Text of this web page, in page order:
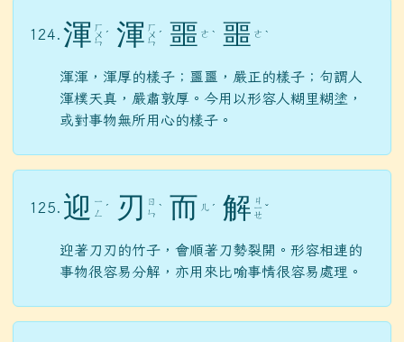
124. 渾 ㄏ
ㄨ
ㄣ
ˊ 渾 ㄏ
ㄨ
ㄣ
ˊ 噩 ㄜ ˋ 噩 ㄜ ˋ
渾渾，渾厚的樣子；噩噩，嚴正的樣子；句謂人
渾樸天真，嚴肅敦厚。今用以形容人糊里糊塗，
或對事物無所用心的樣子。
125. 迎 ㄧ
ㄥ
ˊ 刃
ㄖ
ㄣ ˋ 而 ㄦ ˊ 解 ㄐ
ㄧ
ㄝ
ˇ
迎著刀刃的竹子，會順著刀勢裂開。形容相連的
事物很容易分解，亦用來比喻事情很容易處理。